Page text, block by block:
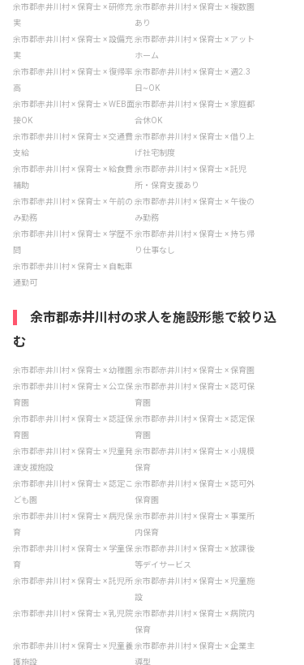
余市郡赤井川村 × 保育士 × 研修充
実
余市郡赤井川村 × 保育士 × 複数園
あり
余市郡赤井川村 × 保育士 × 設備充
実
余市郡赤井川村 × 保育士 × アット
ホーム
余市郡赤井川村 × 保育士 × 復帰率
高
余市郡赤井川村 × 保育士 × 週2.3
日~OK
余市郡赤井川村 × 保育士 × WEB面
接OK
余市郡赤井川村 × 保育士 × 家庭都
合休OK
余市郡赤井川村 × 保育士 × 交通費
支給
余市郡赤井川村 × 保育士 × 借り上
げ社宅制度
余市郡赤井川村 × 保育士 × 給食費
補助
余市郡赤井川村 × 保育士 × 託児
所・保育支援あり
余市郡赤井川村 × 保育士 × 午前の
み勤務
余市郡赤井川村 × 保育士 × 午後の
み勤務
余市郡赤井川村 × 保育士 × 学歴不
問
余市郡赤井川村 × 保育士 × 持ち帰
り仕事なし
余市郡赤井川村 × 保育士 × 自転車
通勤可
余市郡赤井川村の求人を施設形態で絞り込
む
余市郡赤井川村 × 保育士 × 幼稚園 余市郡赤井川村 × 保育士 × 保育園
余市郡赤井川村 × 保育士 × 公立保
育園
余市郡赤井川村 × 保育士 × 認可保
育園
余市郡赤井川村 × 保育士 × 認証保
育園
余市郡赤井川村 × 保育士 × 認定保
育園
余市郡赤井川村 × 保育士 × 児童発
達支援施設
余市郡赤井川村 × 保育士 × 小規模
保育
余市郡赤井川村 × 保育士 × 認定こ
ども園
余市郡赤井川村 × 保育士 × 認可外
保育園
余市郡赤井川村 × 保育士 × 病児保
育
余市郡赤井川村 × 保育士 × 事業所
内保育
余市郡赤井川村 × 保育士 × 学童保
育
余市郡赤井川村 × 保育士 × 放課後
等デイサービス
余市郡赤井川村 × 保育士 × 託児所余市郡赤井川村 × 保育士 × 児童施
設
余市郡赤井川村 × 保育士 × 乳児院余市郡赤井川村 × 保育士 × 病院内
保育
余市郡赤井川村 × 保育士 × 児童養
護施設
余市郡赤井川村 × 保育士 × 企業主
導型